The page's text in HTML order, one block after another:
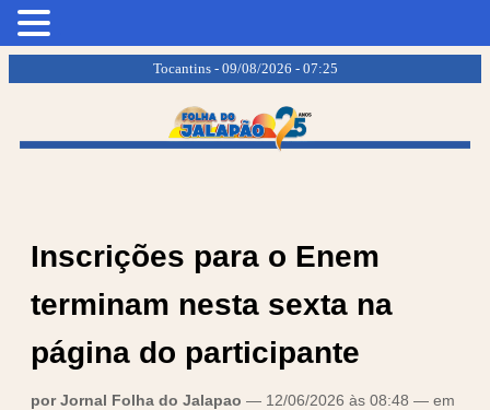
Tocantins - 09/08/2026 - 07:25
Inscrições para o Enem
terminam nesta sexta na
página do participante
por Jornal Folha do Jalapao — 12/06/2026 às 08:48 — em